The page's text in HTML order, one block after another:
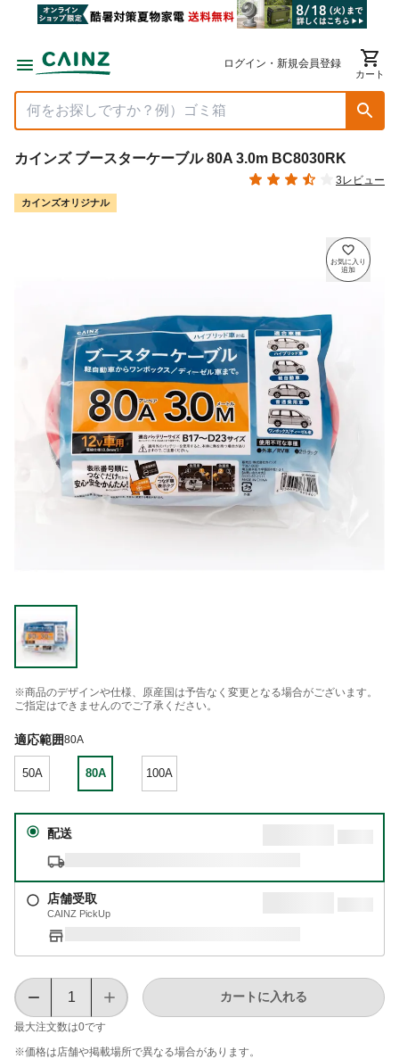
ログイン・新規会員登録
カート
カインズ ブースターケーブル 80A 3.0m BC8030RK
3レビュー
カインズオリジナル
※商品のデザインや仕様、原産国は予告なく変更となる場合がございます。
ご指定はできませんのでご了承ください。
適応範囲80A
50A 80A 100A
配送
店舗受取
CAINZ PickUp
最大注文数は0です
カートに入れる
※価格は​店舗や​掲載場所で​異なる​場合が​あります。